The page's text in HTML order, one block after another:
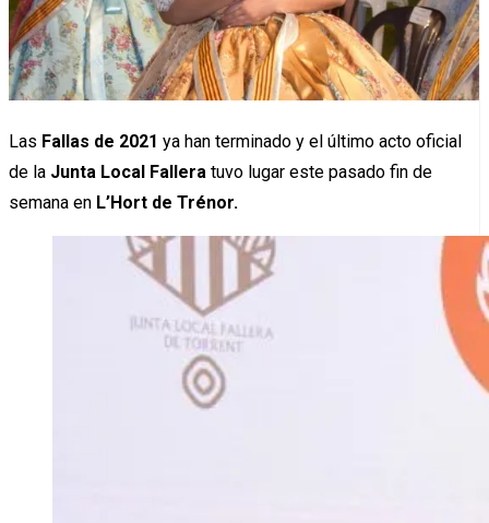
Las Fallas de 2021 ya han terminado y el último acto oficial
de la Junta Local Fallera tuvo lugar este pasado fin de
semana en L’Hort de Trénor.